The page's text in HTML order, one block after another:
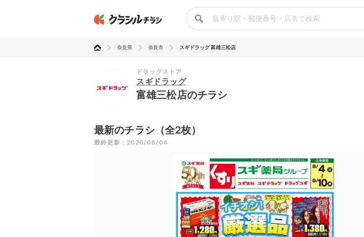
奈良県 奈良市 スギドラッグ 富雄三松店
ドラッグストア
スギドラッグ
富雄三松店のチラシ
最新のチラシ（全2枚）
最終更新：2026/08/04